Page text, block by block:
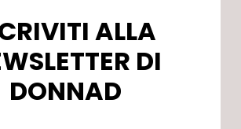
ALLA
DI
DONNAD